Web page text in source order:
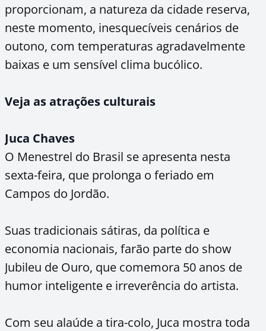
proporcionam, a natureza da cidade reserva,
neste momento, inesquecíveis cenários de
outono, com temperaturas agradavelmente
baixas e um sensível clima bucólico.
Veja as atrações culturais
Juca Chaves
O Menestrel do Brasil se apresenta nesta
sexta-feira, que prolonga o feriado em
Campos do Jordão.
Suas tradicionais sátiras, da política e
economia nacionais, farão parte do show
Jubileu de Ouro, que comemora 50 anos de
humor inteligente e irreverência do artista.
Com seu alaúde a tira-colo, Juca mostra toda